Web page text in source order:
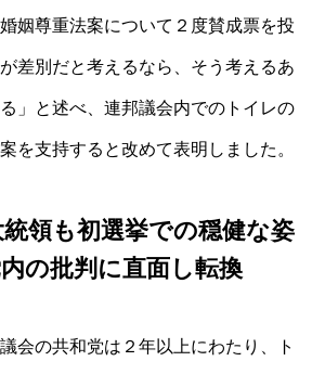
姻尊重法案について２度賛成票を投
差別だと考えるなら、そう考えるあ
」と述べ、連邦議会内でのトイレの
を支持すると改めて表明しました。
統領も初選挙での穏健な姿
の批判に直面し転換
会の共和党は２年以上にわたり、ト